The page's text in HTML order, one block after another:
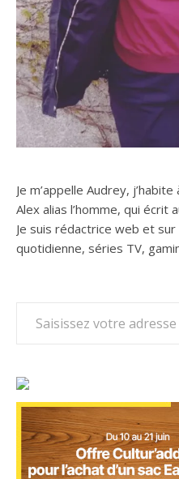
Je m’appelle Audrey,
Alex alias l’homme, qui écrit
Je suis rédactrice web et
quotidienne, séries TV,